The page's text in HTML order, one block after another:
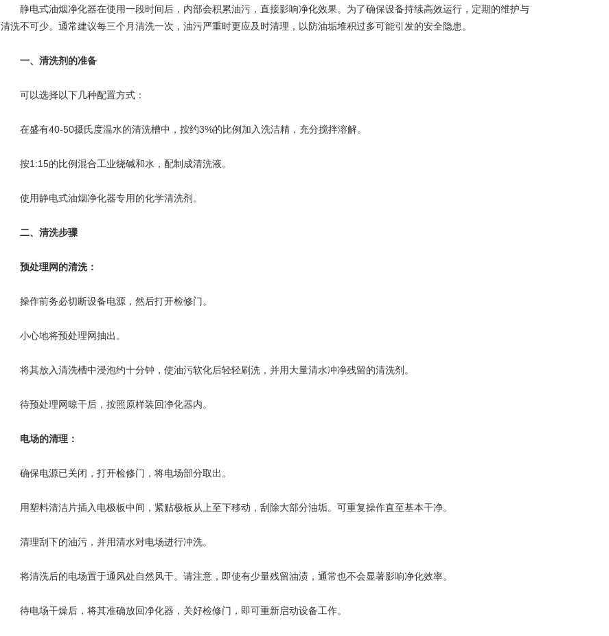
静电式油烟净化器在使用一段时间后，内部会积累油污，直接影响净化效果。为了确保设备持续高效运行，定期的维护与
清洗不可少。通常建议每三个月清洗一次，油污严重时更应及时清理，以防油垢堆积过多可能引发的安全隐患。
一、清洗剂的准备
可以选择以下几种配置方式：
在盛有40-50摄氏度温水的清洗槽中，按约3%的比例加入洗洁精，充分搅拌溶解。
按1:15的比例混合工业烧碱和水，配制成清洗液。
使用静电式油烟净化器专用的化学清洗剂。
二、清洗步骤
预处理网的清洗：
操作前务必切断设备电源，然后打开检修门。
小心地将预处理网抽出。
将其放入清洗槽中浸泡约十分钟，使油污软化后轻轻刷洗，并用大量清水冲净残留的清洗剂。
待预处理网晾干后，按照原样装回净化器内。
电场的清理：
确保电源已关闭，打开检修门，将电场部分取出。
用塑料清洁片插入电极板中间，紧贴极板从上至下移动，刮除大部分油垢。可重复操作直至基本干净。
清理刮下的油污，并用清水对电场进行冲洗。
将清洗后的电场置于通风处自然风干。请注意，即使有少量残留油渍，通常也不会显著影响净化效率。
待电场干燥后，将其准确放回净化器，关好检修门，即可重新启动设备工作。